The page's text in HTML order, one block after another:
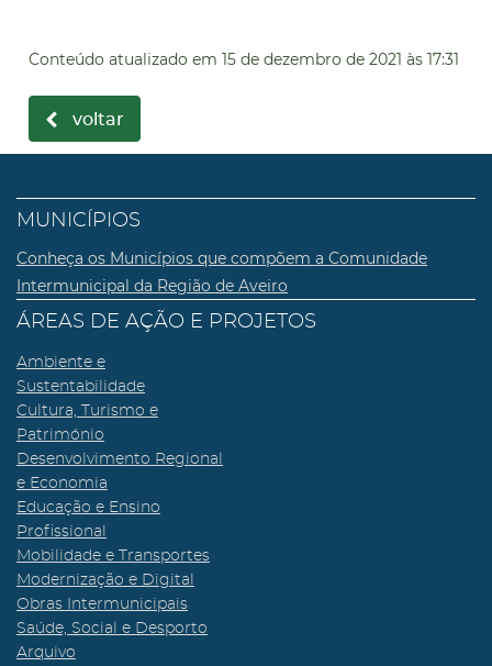
Conteúdo atualizado em 15 de dezembro de 2021 às 17:31
voltar
MUNICÍPIOS
Conheça os Municípios que compõem a Comunidade
Intermunicipal da Região de Aveiro
ÁREAS DE AÇÃO E PROJETOS
Ambiente e
Sustentabilidade
Cultura, Turismo e
Património
Desenvolvimento Regional
e Economia
Educação e Ensino
Profissional
Mobilidade e Transportes
Modernização e Digital
Obras Intermunicipais
Saúde, Social e Desporto
Arquivo